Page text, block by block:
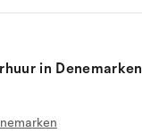
in Denemarken